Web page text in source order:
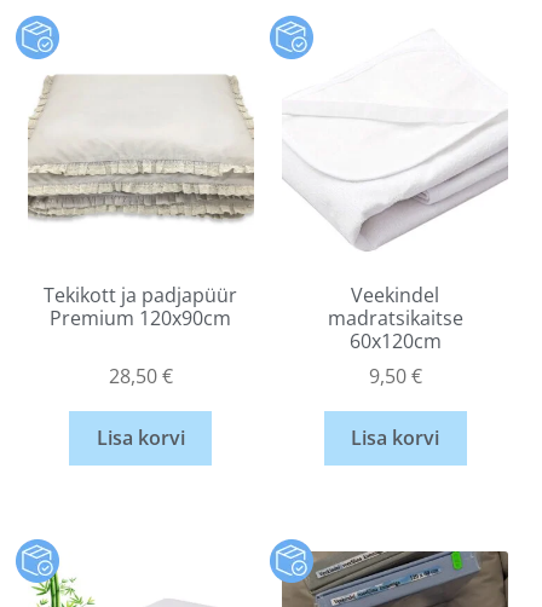
Tekikott ja padjapüür
Premium 120x90cm
28,50€
Lisa korvi
Veekindel
madratsikaitse
60x120cm
9,50€
Lisa korvi